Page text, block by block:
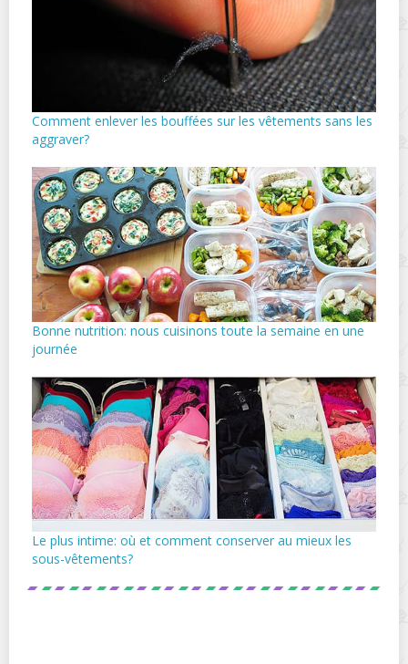
Comment enlever les bouffées sur les vêtements sans les
aggraver?
Bonne nutrition: nous cuisinons toute la semaine en une
journée
Le plus intime: où et comment conserver au mieux les
sous-vêtements?